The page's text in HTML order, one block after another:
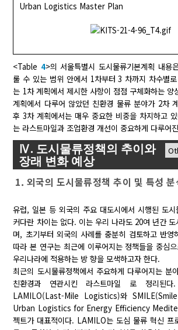
Urban Logistics Master Plan
<Table 4>의 서울특별시 도시물류기본계획 내용
룰 수 있는 범위 안에서 1차부터 3 차까지 차수별
는 1차 계획에서 제시한 사항이 점점 구체화하는
계획에서 다루어 않았던 친환경 물류 분야가 2차
후 3차 계획에서는 매우 중요한 비중을 차지하고
는 라스트마일과 조업환경 개선이 중요하게 다루어
Ⅳ. 도시물류정책의 추이와
장래 변화 예상
1. 외국의 도시물류정책 추이 및 특성 분
유럽, 일본 등 외국의 주요 대도시에서 시행된 도시
커다란 차이는 없다. 이는 우리 나라도 20여 년간
며, 초기부터 외국의 사례를 충분히 검토하고 반영
따라 본 연구는 최근에 이루어지는 정책들을 중심
우리나라에 적용하는 방 향을 모색하고자 한다.
최근의 도시물류정책에서 주요하게 다루어지는 분
친환경과 연관시킨 라스트마일 로 정리된다
LAMILO(Last-Mile Logistics)와
Urban Logistics for Energy Efficiency
젝트가 대표적이다. LAMILO는 도심 물류 혁신 프